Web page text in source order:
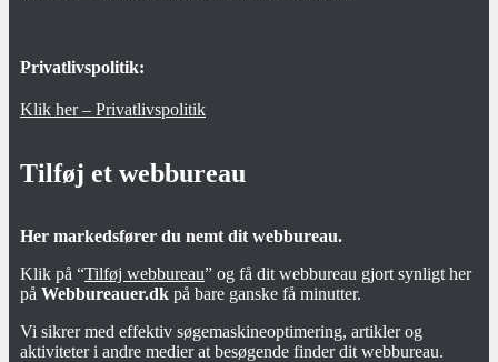
Privatlivspolitik:
Klik her – Privatlivspolitik
Tilføj et webbureau
Her markedsfører du nemt dit webbureau.
Klik på “Tilføj webbureau” og få dit webbureau gjort synligt her
på Webbureauer.dk på bare ganske få minutter.
Vi sikrer med effektiv søgemaskineoptimering, artikler og
aktiviteter i andre medier at besøgende finder dit webbureau.